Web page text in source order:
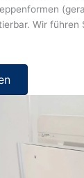
Wir